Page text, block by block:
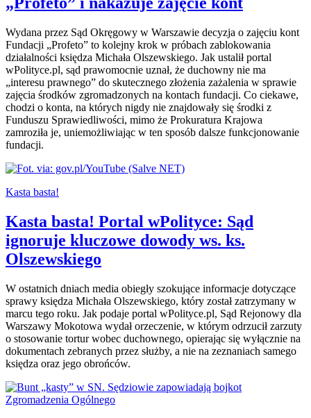
Wydana przez Sąd Okręgowy w Warszawie decyzja o zajęciu kont
Fundacji „Profeto” to kolejny krok w próbach zablokowania
działalności księdza Michała Olszewskiego. Jak ustalił portal
wPolityce.pl, sąd prawomocnie uznał, że duchowny nie ma
„interesu prawnego” do skutecznego złożenia zażalenia w sprawie
zajęcia środków zgromadzonych na kontach fundacji. Co ciekawe,
chodzi o konta, na których nigdy nie znajdowały się środki z
Funduszu Sprawiedliwości, mimo że Prokuratura Krajowa
zamroziła je, uniemożliwiając w ten sposób dalsze funkcjonowanie
fundacji.
Kasta basta!
Kasta basta! Portal wPolityce: Sąd
ignoruje kluczowe dowody ws. ks.
Olszewskiego
W ostatnich dniach media obiegły szokujące informacje dotyczące
sprawy księdza Michała Olszewskiego, który został zatrzymany w
marcu tego roku. Jak podaje portal wPolityce.pl, Sąd Rejonowy dla
Warszawy Mokotowa wydał orzeczenie, w którym odrzucił zarzuty
o stosowanie tortur wobec duchownego, opierając się wyłącznie na
dokumentach zebranych przez służby, a nie na zeznaniach samego
księdza oraz jego obrońców.